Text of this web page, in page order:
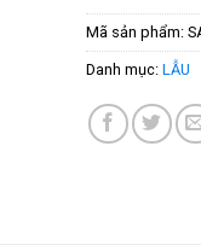
Mã sản phẩm:
Danh mục:LẪU